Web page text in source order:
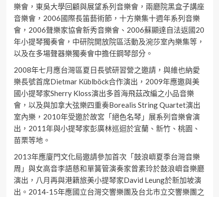
樂會，東吳大學回顧與展望系列音樂會，兩廳院黑盒子講座
音樂會，2006國際長笛藝術節，十方樂集十週年系列音樂
會，2006聲樂家協會新秀音樂會、2006蘇顯達自法返國20
年小提琴獨奏會，中研院開放院區活動及涴莎室內樂集等，
以及在多場聲器樂獨奏會中擔任鋼琴部分。
2008年七月應台灣區夏日長號研習營之邀請，與維也納愛
樂長號首席Dietmar Küblböck合作演出，2009年應邀與美
國小提琴家Sherry Kloss演出多首海飛茲改編之小品音樂
會，以及與加拿大弦樂四重奏Borealis String Quartet演出
室內樂，2010年受邀於故宮「絕色名琴」展系列音樂會演
出，2011年與小提琴家彭廣林巡迴於宜蘭、新竹、桃園、
苗栗等地。
2013年應廈門文化局邀請參加首次「鼓浪嶼夏季台灣音樂
周」與女高音李語慈和單簧管演奏家曾素玲於鼓浪嶼音樂廳
演出，八月再與港籍旅美小提琴家David Leung於新加坡演
出。2014-15年應國立台灣交響樂團及台北市立交響樂團之